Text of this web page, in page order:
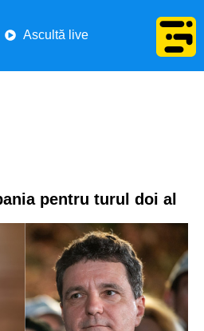
Ascultă live
pentru turul doi al